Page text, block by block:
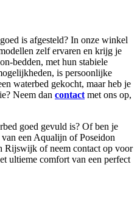
is afgesteld? In onze winkel
zelf ervaren en krijg je
bedden, met hun stabiele
is persoonlijke
waterbed gekocht, maar heb je
Neem dan contact met ons op,
goed gevuld is? Of ben je
een Aqualijn of Poseidon
Rijswijk of neem contact op voor
ultieme comfort van een perfect